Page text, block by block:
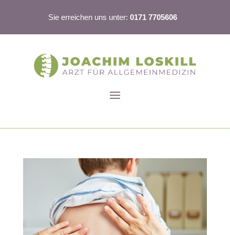
Sie erreichen uns unter: 0171 7705606